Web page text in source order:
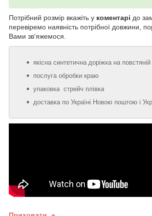
Потрібний розмір вкажіть у коментарі до
перевіремо наявність потрібної довжини,
Вами зв'яжемося.
якісна синтетична доріжка на повстяній
послуга обробки краю
упаковка стрейч плівка
доставка по Україні Новою поштою і